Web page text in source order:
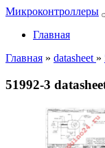
Микроконтроллеры
Главная
Главная » datasheet »
51992-3